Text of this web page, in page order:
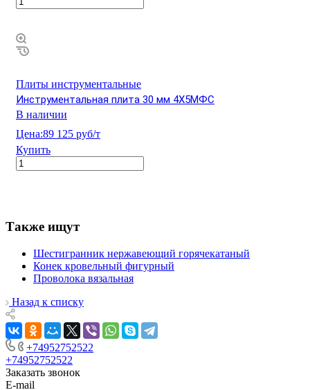
Плиты инструментальные
Инструментальная плита 30 мм 4Х5МФС
В наличии
Цена:89 125 руб/т
Купить
Также ищут
Шестигранник нержавеющий горячекатаный
Конек кровельный фигурный
Проволока вязальная
Назад к списку
+74952752522
+74952752522
Заказать звонок
E-mail